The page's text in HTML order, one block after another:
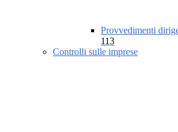
Provvedimenti
113
Controlli sulle imprese